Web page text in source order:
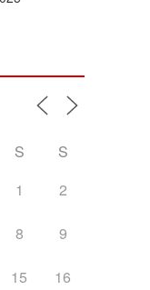
S
S
1 2
8 9
15 16